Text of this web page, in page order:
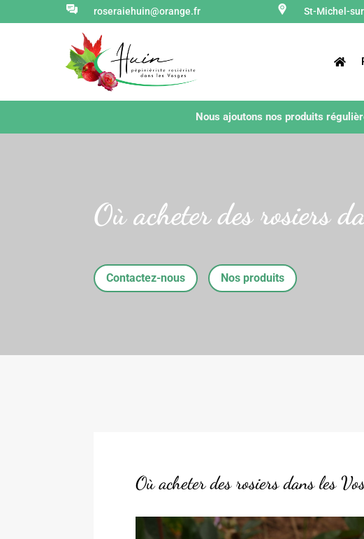
roseraiehuin@orange.fr St-Michel-
Nous ajoutons nos produits
Où acheter des rosiers
Contactez-nous Nos produits
Où acheter des rosiers dans les